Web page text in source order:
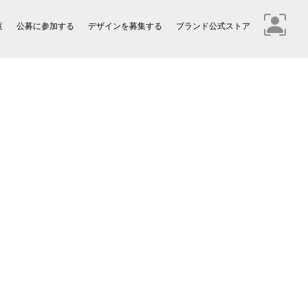
公募に参加する デザインを募集する ブランド公式ストア